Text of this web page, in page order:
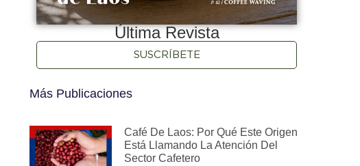
Última Revista
SUSCRÍBETE
Más Publicaciones
Café De Laos: Por Qué Este Origen
Está Llamando La Atención Del
Sector Cafetero